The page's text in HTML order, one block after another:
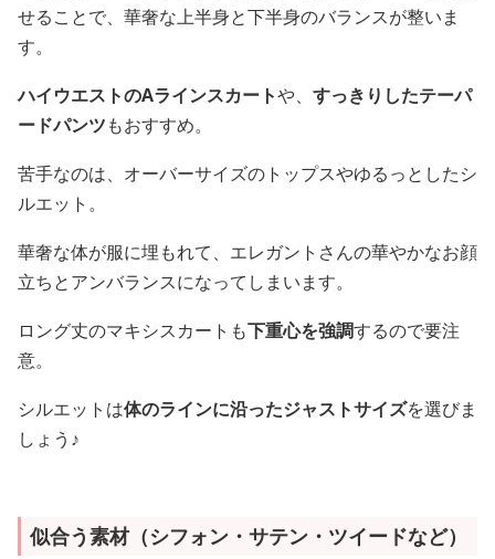
せることで、華奢な上半身と下半身のバランスが整いま
す。
ハイウエストのAラインスカートや、 すっきりしたテーパ
ードパンツもおすすめ。
苦手なのは、オーバーサイズのトップスやゆるっとしたシ
ルエット。
華奢な体が服に埋もれて、エレガントさんの華やかなお顔
立ちとアンバランスになってしまいます。
ロング丈のマキシスカートも下重心を強調するので要注
意。
シルエットは体のラインに沿ったジャストサイズを選びま
しょう♪
似合う素材（シフォン・サテン・ツイードなど）